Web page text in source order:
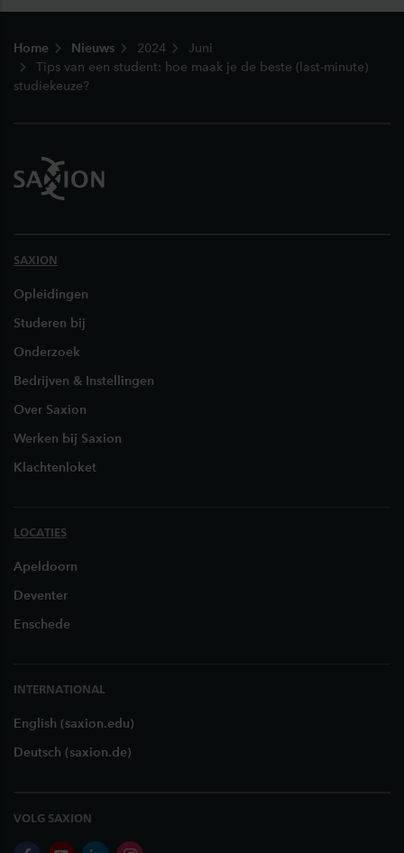
Home Nieuws 2024
Juni
Tips van een student: hoe maak je de beste (last-minute)
studiekeuze?
SAXION
Opleidingen
Studeren bij
Onderzoek
Bedrijven & Instellingen
Over Saxion
Werken bij Saxion
Klachtenloket
LOCATIES
Apeldoorn
Deventer
Enschede
INTERNATIONAL
English (saxion.edu)
Deutsch (saxion.de)
VOLG SAXION